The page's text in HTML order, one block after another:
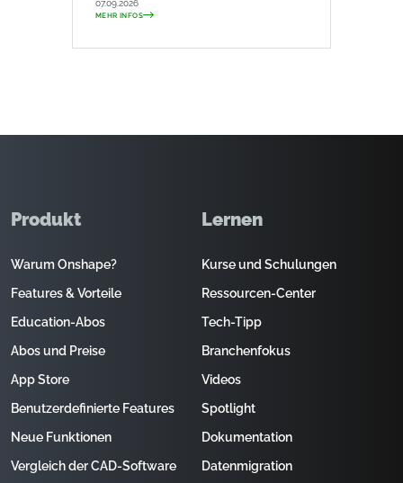
07.09.2026
MEHR INFOS
Produkt
Warum Onshape?
Features & Vorteile
Education-Abos
Abos und Preise
App Store
Benutzerdefinierte Features
Neue Funktionen
Vergleich der CAD-Software
Lernen
Kurse und Schulungen
Ressourcen-Center
Tech-Tipp
Branchenfokus
Videos
Spotlight
Dokumentation
Datenmigration